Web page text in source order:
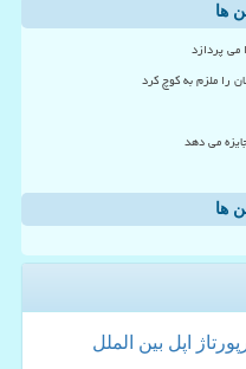
ها
می پردازد
را ملزم به کوچ کرد
می دهد
ها
اپل بین الملل